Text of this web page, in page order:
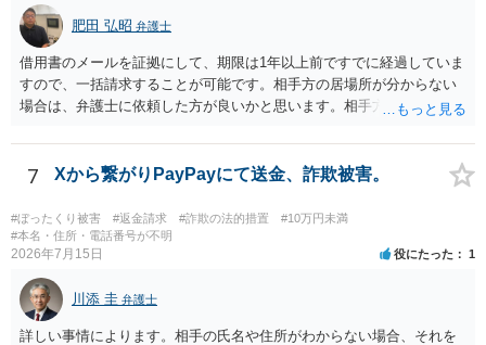
刑事的処罰を求めることはできません。 【弁償してもらうことは可能
か】 刑事ではなく民事の場合，不法行為に基づく損害賠償請求が問題
となります。 不法行為に基づく損害賠償請求は，故意だけではなく過
失も対象となります。 したがいまして，弁償してもらうことは可能で
す。 ただし，間違えた方が誰かわかることが重要にはなります。
肥田 弘昭 弁護士
借用書のメールを証拠にして、期限は1年以上前ですでに経過していま
すので、一括請求することが可能です。相手方の居場所が分からない
場合は、弁護士に依頼した方が良いかと思います。相手方の居場所が
さい。
7 Xから繋がりPayPayにて送金、詐欺被害。
#ぼったくり被害 #返金請求 #詐欺の法的措置
#10万円未満
#本名・住所・電話番号が不明
2026年7月15日 役にたった 1
川添 圭 弁護士
詳しい事情によります。相手の氏名や住所がわからない場合、それを